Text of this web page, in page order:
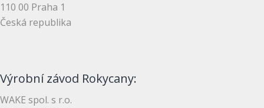
110 00 Praha 1
Česká republika
Výrobní závod Rokycany:
WAKE spol. s r.o.